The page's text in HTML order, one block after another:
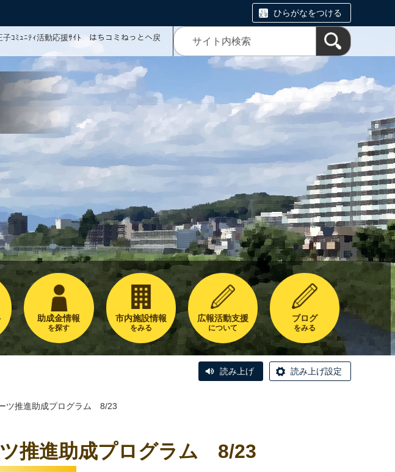
ひらがなをつける
子ｺﾐｭﾆﾃｨ活動応援ｻｲﾄ はちコミねっとへ戻
助成金情報
を探す
市内施設情報
をみる
広報活動支援
について
ブログ
をみる
読み上げ 読み上げ設定
ツ推進助成プログラム 8/23
推進助成プログラム 8/23